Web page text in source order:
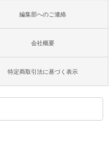
編集部へのご連絡
会社概要
特定商取引法に基づく表示